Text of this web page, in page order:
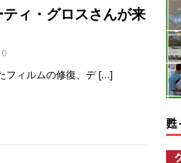
ィ・グロスさんが来
0
フィルムの修復、デ[…]
甦